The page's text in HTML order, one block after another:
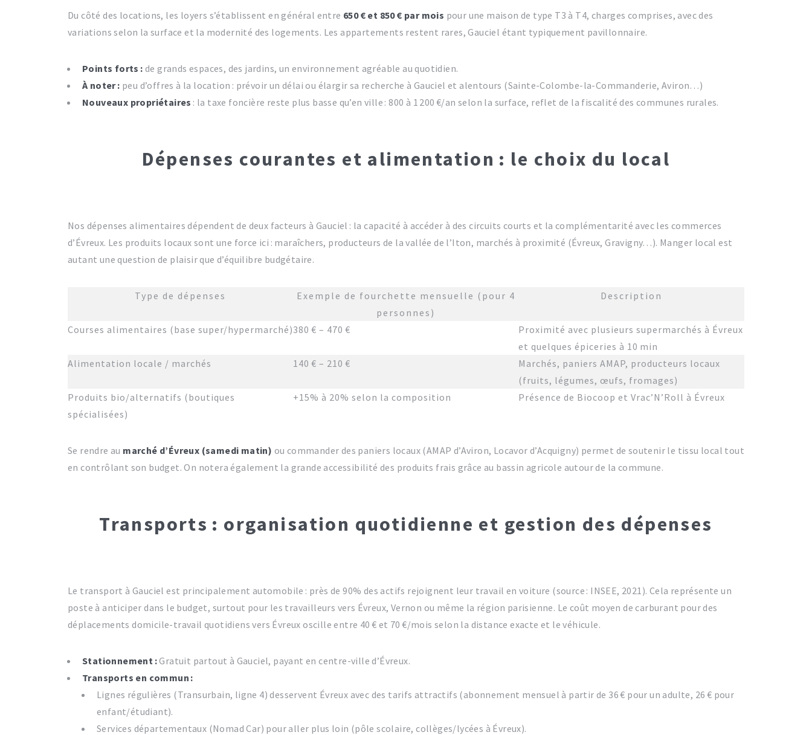
Du côté des locations, les loyers s’établissent en général entre 650 € et 850 € par mois pour une maison de type T3 à T4, charges comprises, avec des
variations selon la surface et la modernité des logements. Les appartements restent rares, Gauciel étant typiquement pavillonnaire.
Points forts : de grands espaces, des jardins, un environnement agréable au quotidien.
À noter : peu d’offres à la location : prévoir un délai ou élargir sa recherche à Gauciel et alentours (Sainte-Colombe-la-Commanderie, Aviron…)
Nouveaux propriétaires : la taxe foncière reste plus basse qu’en ville : 800 à 1 200 €/an selon la surface, reflet de la fiscalité des communes rurales.
Dépenses courantes et alimentation : le choix du local
Nos dépenses alimentaires dépendent de deux facteurs à Gauciel : la capacité à accéder à des circuits courts et la complémentarité avec les commerces
d’Évreux. Les produits locaux sont une force ici : maraîchers, producteurs de la vallée de l’Iton, marchés à proximité (Évreux, Gravigny…). Manger local est
autant une question de plaisir que d’équilibre budgétaire.
Type de dépenses
Exemple de fourchette mensuelle (pour 4
personnes)
Description
Courses alimentaires (base super/hypermarché)380 € – 470 €
Proximité avec plusieurs supermarchés à Évreux
et quelques épiceries à 10 min
Alimentation locale / marchés
140 € – 210 €
Marchés, paniers AMAP, producteurs locaux
(fruits, légumes, œufs, fromages)
Produits bio/alternatifs (boutiques
spécialisées)
+15% à 20% selon la composition Présence de Biocoop et Vrac’N’Roll à Évreux
Se rendre au marché d’Évreux (samedi matin) ou commander des paniers locaux (AMAP d’Aviron, Locavor d’Acquigny) permet de soutenir le tissu local tout
en contrôlant son budget. On notera également la grande accessibilité des produits frais grâce au bassin agricole autour de la commune.
Transports : organisation quotidienne et gestion des dépenses
Le transport à Gauciel est principalement automobile : près de 90% des actifs rejoignent leur travail en voiture (source : INSEE, 2021). Cela représente un
poste à anticiper dans le budget, surtout pour les travailleurs vers Évreux, Vernon ou même la région parisienne. Le coût moyen de carburant pour des
déplacements domicile-travail quotidiens vers Évreux oscille entre 40 € et 70 €/mois selon la distance exacte et le véhicule.
Stationnement :Gratuit partout à Gauciel, payant en centre-ville d’Évreux.
Transports en commun :
Lignes régulières (Transurbain, ligne 4) desservent Évreux avec des tarifs attractifs (abonnement mensuel à partir de 36 € pour un adulte, 26 € pour
enfant/étudiant).
Services départementaux (Nomad Car) pour aller plus loin (pôle scolaire, collèges/lycées à Évreux).